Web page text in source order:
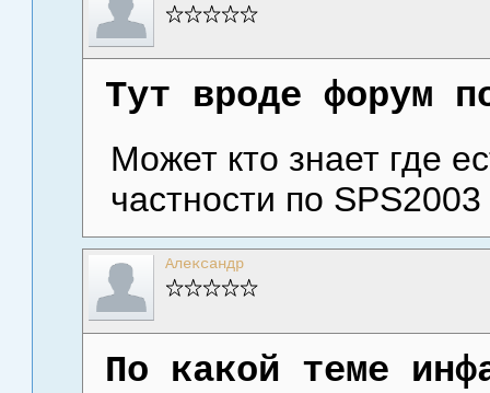
Тут вроде форум
Может кто знает где
частности по SPS2003
Александр
По какой теме